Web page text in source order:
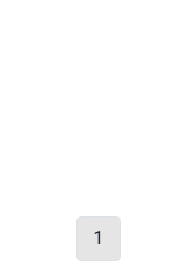
1